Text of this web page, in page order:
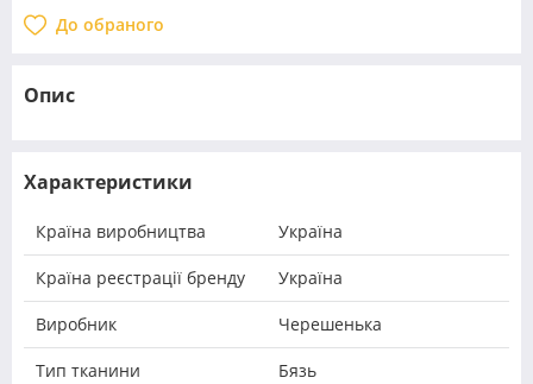
До обраного
Опис
Характеристики
Країна виробництва Україна
Країна реєстрації бренду Україна
Виробник Черешенька
Тип тканини Бязь